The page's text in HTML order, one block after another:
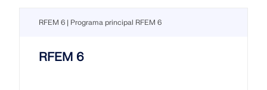
RFEM 6 | Programa principal RFEM 6
RFEM 6